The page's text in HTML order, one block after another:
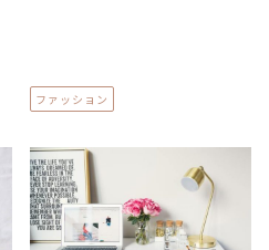
ファッション